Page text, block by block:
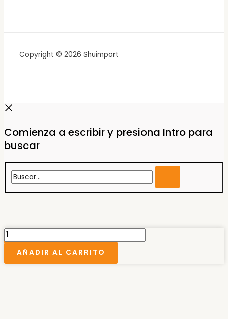
Copyright © 2026 Shuimport
Comienza a escribir y presiona Intro para
buscar
Aplique
1
cantidad
AÑADIR AL CARRITO